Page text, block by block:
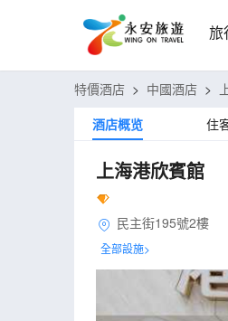
旅
特價酒店 > 中國酒店 >
酒店概览
住
上海港欣賓館
民主街195號2樓
全部設施>